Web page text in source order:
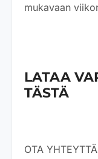
mukavaan
LATAA
TÄSTÄ
OTA